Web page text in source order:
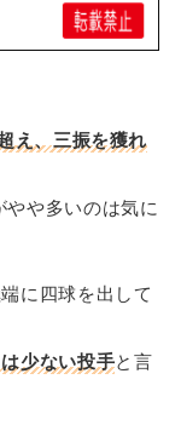
え、三振を獲れ
や多いのは気に
に四球を出して
少ない投手と言